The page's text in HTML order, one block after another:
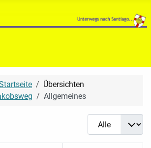
Übersichten
Allgemeines
Anzeige #